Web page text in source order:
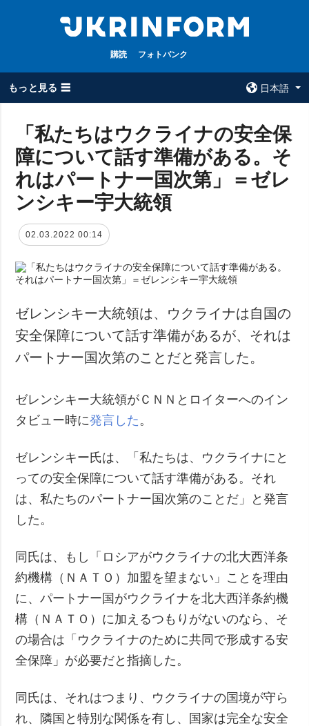
購読 フォトバンク
もっと見る ☰
日本語
全てのトピック
戦争
被占領地
経済・復興
防衛
社会・文化
スポーツ
犯罪
事故・緊急事態
ウクルインフォ
ルム
ウクルインフォル
特集
インタビュー
動画
購読
「私たちはウクライナの安全保
障について話す準備がある。そ
れはパートナー国次第」＝ゼレ
ンシキー宇大統領
02.03.2022 00:14
ゼレンシキー大統領は、ウクライナは自国の
安全保障について話す準備があるが、それは
パートナー国次第のことだと発言した。
ゼレンシキー大統領がＣＮＮとロイターへのイン
タビュー時に発言した 。
ゼレンシキー氏は、「私たちは、ウクライナにと
っての安全保障について話す準備がある。それ
は、私たちのパートナー国次第のことだ」と発言
した。
同氏は、もし「ロシアがウクライナの北大西洋条
約機構（ＮＡＴＯ）加盟を望まない」ことを理由
に、パートナー国がウクライナを北大西洋条約機
構（ＮＡＴＯ）に加えるつもりがないのなら、そ
の場合は「ウクライナのために共同で形成する安
全保障」が必要だと指摘した。
同氏は、それはつまり、ウクライナの国境が守ら
れ、隣国と特別な関係を有し、国家は完全な安全